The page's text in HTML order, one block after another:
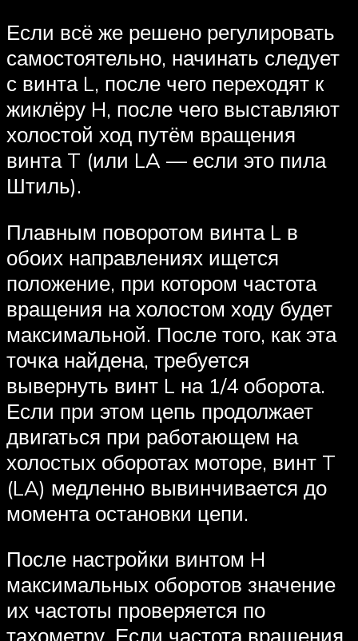
Если всё же решено регулировать
самостоятельно, начинать следует
с винта L, после чего переходят к
жиклёру H, после чего выставляют
холостой ход путём вращения
винта T (или LA — если это пила
Штиль).
Плавным поворотом винта L в
обоих направлениях ищется
положение, при котором частота
вращения на холостом ходу будет
максимальной. После того, как эта
точка найдена, требуется
вывернуть винт L на 1/4 оборота.
Если при этом цепь продолжает
двигаться при работающем на
холостых оборотах моторе, винт T
(LA) медленно вывинчивается до
момента остановки цепи.
После настройки винтом H
максимальных оборотов значение
их частоты проверяется по
тахометру. Если частота вращения